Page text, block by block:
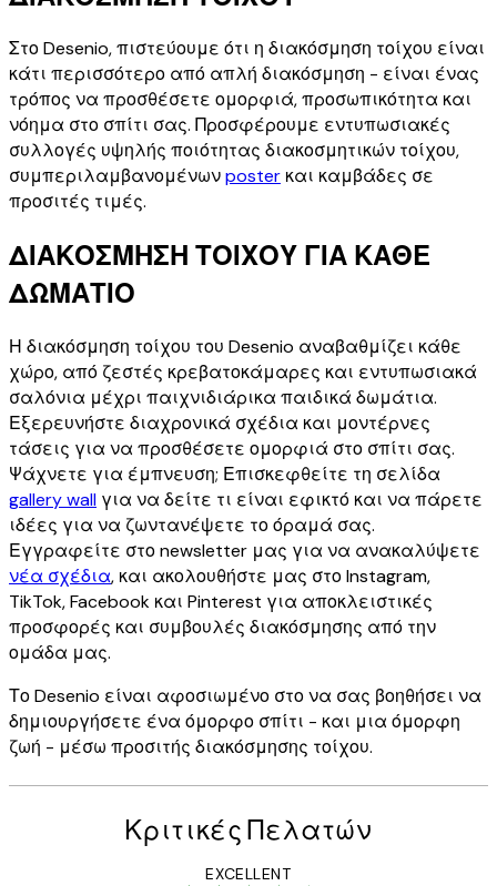
Στο Desenio, πιστεύουμε ότι η διακόσμηση τοίχου είναι
κάτι περισσότερο από απλή διακόσμηση - είναι ένας
τρόπος να προσθέσετε ομορφιά, προσωπικότητα και
νόημα στο σπίτι σας. Προσφέρουμε εντυπωσιακές
συλλογές υψηλής ποιότητας διακοσμητικών τοίχου,
συμπεριλαμβανομένωνposter και καμβάδες σε
προσιτές τιμές.
ΔΙΑΚΟΣΜΗΣΗ ΤΟΙΧΟΥ ΓΙΑ ΚΑΘΕ
ΔΩΜΑΤΙΟ
Η διακόσμηση τοίχου του Desenio αναβαθμίζει κάθε
χώρο, από ζεστές κρεβατοκάμαρες και εντυπωσιακά
σαλόνια μέχρι παιχνιδιάρικα παιδικά δωμάτια.
Εξερευνήστε διαχρονικά σχέδια και μοντέρνες
τάσεις για να προσθέσετε ομορφιά στο σπίτι σας.
Ψάχνετε για έμπνευση; Επισκεφθείτε τη σελίδα
gallery wall για να δείτε τι είναι εφικτό και να πάρετε
ιδέες για να ζωντανέψετε το όραμά σας.
Εγγραφείτε στο newsletter μας για να ανακαλύψετε
νέα σχέδια, και ακολουθήστε μας στο Instagram,
TikTok, Facebook και Pinterest για αποκλειστικές
προσφορές και συμβουλές διακόσμησης από την
ομάδα μας.
Το Desenio είναι αφοσιωμένο στο να σας βοηθήσει να
δημιουργήσετε ένα όμορφο σπίτι - και μια όμορφη
ζωή - μέσω προσιτής διακόσμησης τοίχου.
Κριτικές Πελατών
EXCELLENT